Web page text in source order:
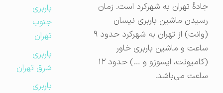
جادهٔ تهران به شهرکرد است. زمان
رسیدن ماشین باربری نیسان
(وانت) از تهران به شهرکرد حدود ۹
ساعت و ماشین باربری خاور
(کامیونت، ایسوزو و …) حدود ۱۲
ساعت می‌باشد.
باربری
جنوب
تهران
باربری
شرق تهران
باربری